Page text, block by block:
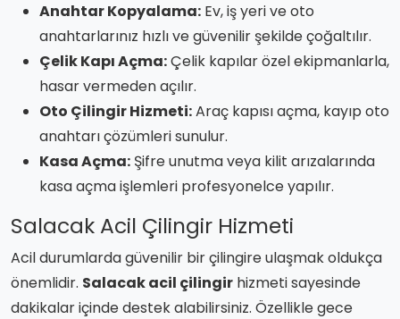
Anahtar Kopyalama: Ev, iş yeri ve oto
anahtarlarınız hızlı ve güvenilir şekilde çoğaltılır.
Çelik Kapı Açma:Çelik kapılar özel ekipmanlarla,
hasar vermeden açılır.
Oto Çilingir Hizmeti:Araç kapısı açma, kayıp oto
anahtarı çözümleri sunulur.
Kasa Açma: Şifre unutma veya kilit arızalarında
kasa açma işlemleri profesyonelce yapılır.
Salacak Acil Çilingir Hizmeti
Acil durumlarda güvenilir bir çilingire ulaşmak oldukça
önemlidir. Salacak acil çilingir hizmeti sayesinde
dakikalar içinde destek alabilirsiniz. Özellikle gece